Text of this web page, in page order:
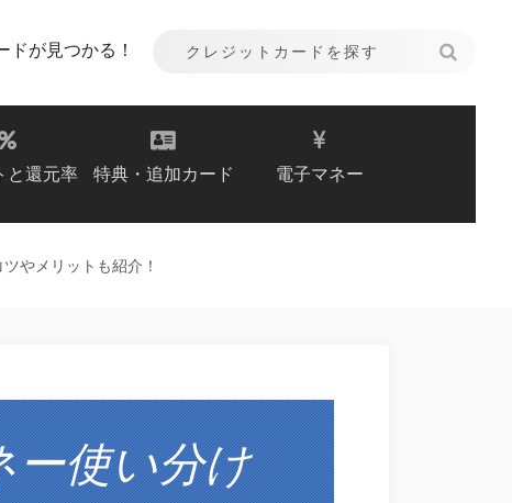
が見つかる！
と還元率 特典・追加カード 電子マネー
やメリットも紹介！
ー使い分け